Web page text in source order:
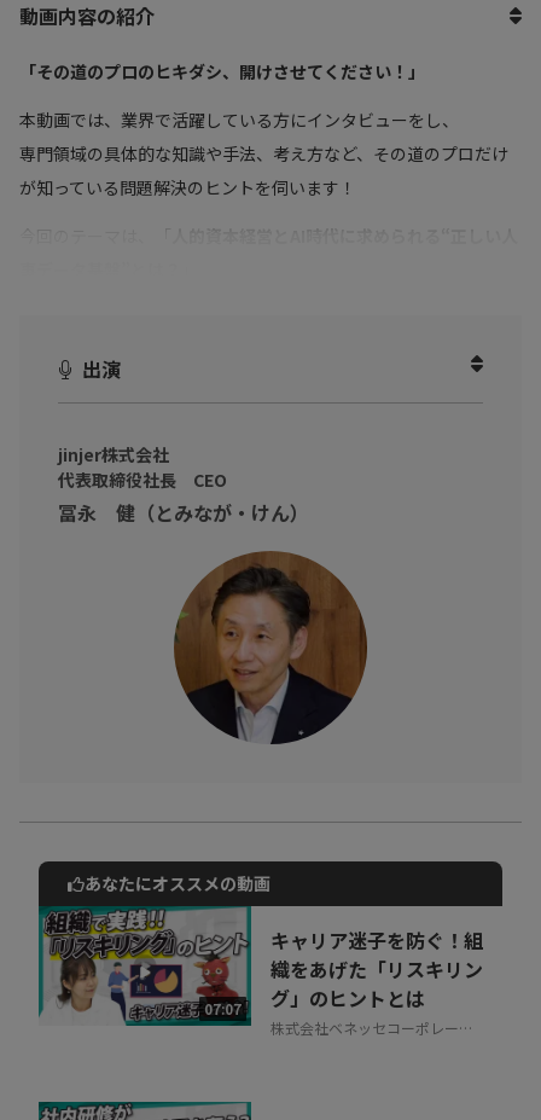
動画内容の紹介
「その道のプロのヒキダシ、開けさせてください！」
本動画では、業界で活躍している方にインタビューをし、
専門領域の具体的な知識や手法、考え方など、その道のプロだけ
が知っている問題解決のヒントを伺います！
現場の多くが直面しているのが「情報バラバラ問題」です。
勤怠・給与・評価…それぞれシステムはあるのに連携されず、
その結果、経営判断に必要な問いに“すぐ答えられない”という深
刻な課題が生まれています。
「データの分断」をどう解消し、AIが本来の力を発揮できる“正し
い人事データ基盤”をどう整えるのか。
そして、AI時代の人事がどのように変化していくのかについて、
具体的に伺いました！
出演
jinjer株式会社
代表取締役社長 CEO
冨永 健（とみなが・けん）
動画でご紹介しているサービスについて
お気軽にご相談・ご質問いただけます！
30秒でお申し込み可能
相談を希望する 無料
あなたにオススメの動画
07:07
キャリア迷子を防ぐ！組
織をあげた「リスキリン
グ」のヒントとは
株式会社ベネッセコーポレーシ